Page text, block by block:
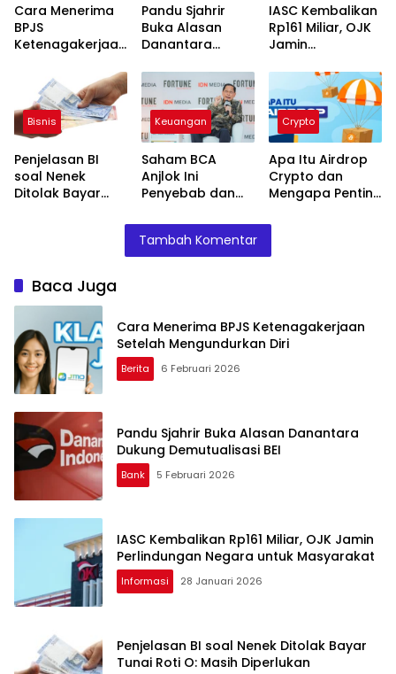
Cara Menerima
BPJS
Ketenagakerjaan
Mengundurkan
Pandu Sjahrir
Buka Alasan
Danantara
Demutualisasi BEI
IASC Kembalikan
Rp161 Miliar, OJK
Jamin
Negara untuk
Masyarakat
Bisnis
Penjelasan BI
soal Nenek
Ditolak Bayar
Keuangan
Saham BCA
Anjlok Ini
Penyebab dan
Investor
Crypto
Apa Itu Airdrop
Crypto dan
Mengapa Penting
Tambah Komentar
Baca Juga
Cara Menerima BPJS Ketenagakerjaan
Setelah Mengundurkan Diri
Berita 6 Februari 2026
Pandu Sjahrir Buka Alasan Danantara
Dukung Demutualisasi BEI
Bank 5 Februari 2026
IASC Kembalikan Rp161 Miliar, OJK Jamin
Perlindungan Negara untuk Masyarakat
Informasi 28 Januari 2026
Penjelasan BI soal Nenek Ditolak Bayar
Tunai Roti O: Masih Diperlukan